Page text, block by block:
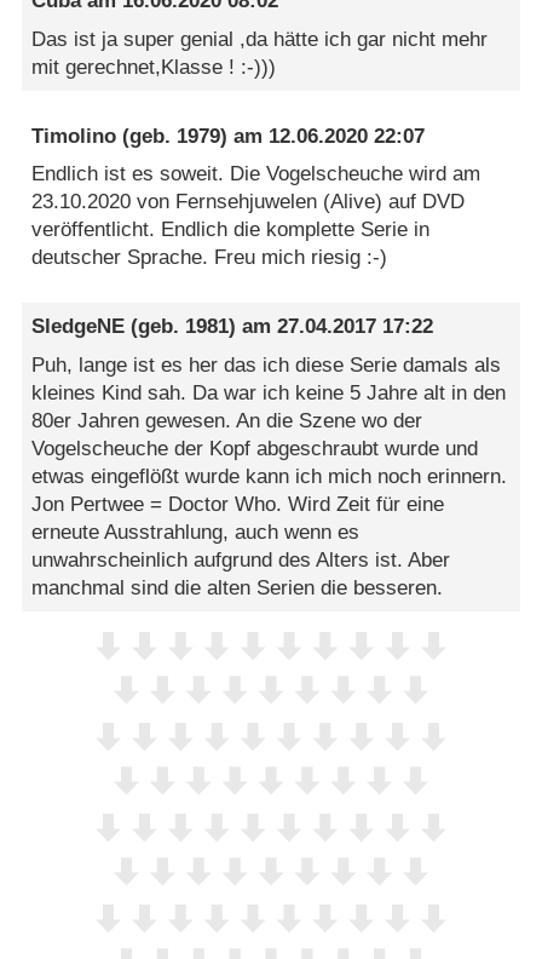
Das ist ja super genial ,da hätte ich gar nicht mehr
mit gerechnet,Klasse ! :-)))
Timolino (geb. 1979) am 12.06.2020 22:07
Endlich ist es soweit. Die Vogelscheuche wird am
23.10.2020 von Fernsehjuwelen (Alive) auf DVD
veröffentlicht. Endlich die komplette Serie in
deutscher Sprache. Freu mich riesig :-)
SledgeNE (geb. 1981) am27.04.2017 17:22
Puh, lange ist es her das ich diese Serie damals als
kleines Kind sah. Da war ich keine 5 Jahre alt in den
80er Jahren gewesen. An die Szene wo der
Vogelscheuche der Kopf abgeschraubt wurde und
etwas eingeflößt wurde kann ich mich noch erinnern.
Jon Pertwee = Doctor Who. Wird Zeit für eine
erneute Ausstrahlung, auch wenn es
unwahrscheinlich aufgrund des Alters ist. Aber
manchmal sind die alten Serien die besseren.